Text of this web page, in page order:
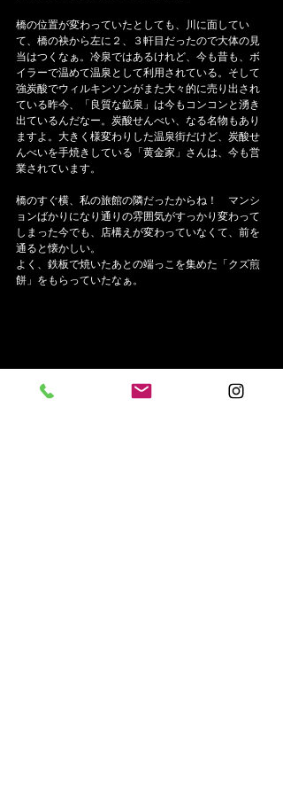
橋の位置が変わっていたとしても、川に面してい
て、橋の袂から左に２、３軒目だったので大体の見
当はつくなぁ。冷泉ではあるけれど、今も昔も、ボ
イラーで温めて温泉として利用されている。そして
強炭酸でウィルキンソンがまた大々的に売り出され
ている昨今、「良質な鉱泉」は今もコンコンと湧き
出ているんだなー。炭酸せんべい、なる名物もあり
ますよ。大きく様変わりした温泉街だけど、炭酸せ
んべいを手焼きしている「黄金家」さんは、今も営
業されています。
橋のすぐ横、私の旅館の隣だったからね！　マンシ
ョンばかりになり通りの雰囲気がすっかり変わって
しまった今でも、店構えが変わっていなくて、前を
通ると懐かしい。
よく、鉄板で焼いたあとの端っこを集めた「クズ煎
餅」をもらっていたなぁ。